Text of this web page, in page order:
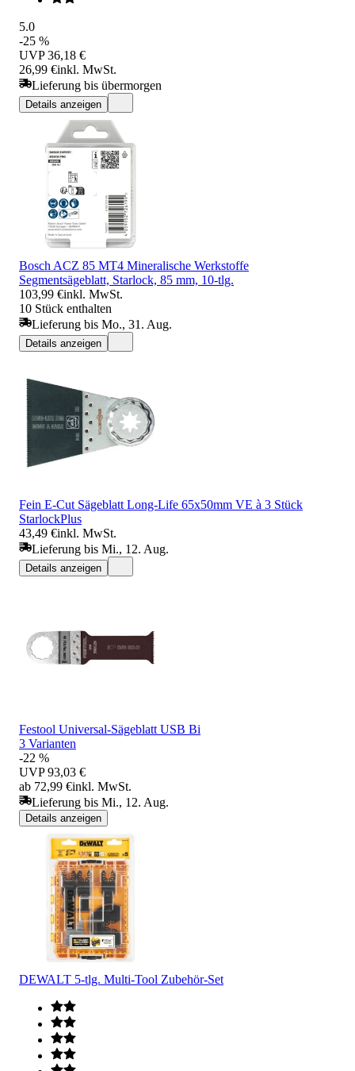
5.0
-25 %
UVP 36,18 €
26,99 €inkl. MwSt.
Lieferung bis übermorgen
Details anzeigen
Bosch ACZ 85 MT4 Mineralische Werkstoffe
Segmentsägeblatt, Starlock, 85 mm, 10-tlg.
103,99 €inkl. MwSt.
10 Stück enthalten
Lieferung bis Mo., 31. Aug.
Details anzeigen
Fein E-Cut Sägeblatt Long-Life 65x50mm VE à 3 Stück
StarlockPlus
43,49 €inkl. MwSt.
Lieferung bis Mi., 12. Aug.
Details anzeigen
Festool Universal-Sägeblatt USB Bi
3 Varianten
-22 %
UVP 93,03 €
ab 72,99 €inkl. MwSt.
Lieferung bis Mi., 12. Aug.
Details anzeigen
DEWALT 5-tlg. Multi-Tool Zubehör-Set